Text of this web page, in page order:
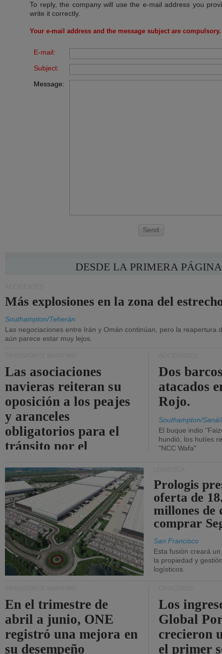
To reply, the company will use the e-mail address you
write it correctly.
Your e-mail address and the message subject are compulsory.
E-mail:
Subject:
Message:
Send
DESDE LA PRIMERA PÁGINA
Más explosiones en la zona del
Southampton/Teherán
Las negociaciones entre Irán y Omán continúan, pero la reapertura
aún parece estar muy lejos.
Las asociaciones
navieras reiteran su
oposición a los peajes
y aranceles
obligatorios para el
tránsito por el
Dos
atacados
Rojo.
Southampton/
El buque indio
hundió, los hutíes
"NCC Wafa"
Prologis
oferta de
millones de
comprar
San Francisco
Esta fusión creará
la propiedad y
logísticos.
En el trimestre de
abril a junio, ONE
registró una mejora en
su desempeño
Los
Global
crecieron
el primer